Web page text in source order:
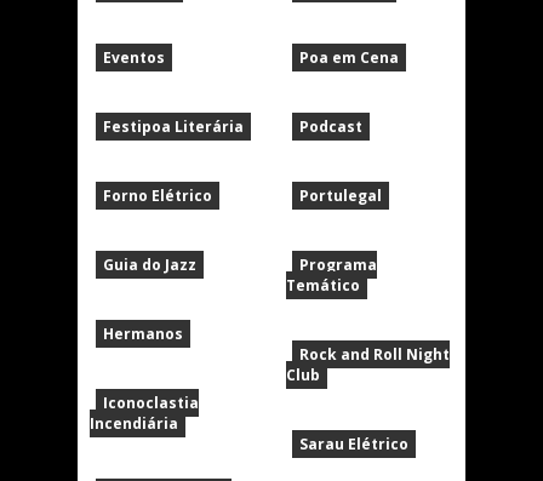
Eventos
Festipoa Literária
Forno Elétrico
Guia do Jazz
Hermanos
Iconoclastia
Incendiária
Poa em Cena
Podcast
Portulegal
Programa
Temático
Rock and Roll Night
Club
Sarau Elétrico